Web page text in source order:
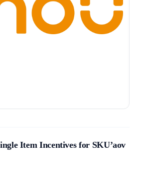
Item Incentives for SKU’aov